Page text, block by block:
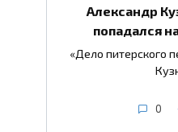
Александр
попадался
«Дело питерского
0